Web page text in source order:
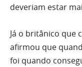
deveriam estar
Já o britânico que
afirmou que
foi quando